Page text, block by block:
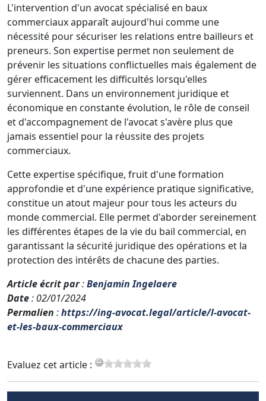
L'intervention d'un avocat spécialisé en baux
commerciaux apparaît aujourd'hui comme une
nécessité pour sécuriser les relations entre bailleurs et
preneurs. Son expertise permet non seulement de
prévenir les situations conflictuelles mais également de
gérer efficacement les difficultés lorsqu'elles
surviennent. Dans un environnement juridique et
économique en constante évolution, le rôle de conseil
et d'accompagnement de l'avocat s'avère plus que
jamais essentiel pour la réussite des projets
commerciaux.
Cette expertise spécifique, fruit d'une formation
approfondie et d'une expérience pratique significative,
constitue un atout majeur pour tous les acteurs du
monde commercial. Elle permet d'aborder sereinement
les différentes étapes de la vie du bail commercial, en
garantissant la sécurité juridique des opérations et la
protection des intérêts de chacune des parties.
Article écrit par:Benjamin Ingelaere
Date: 02/01/2024
Permalien :https://ing-avocat.legal/article/l-avocat-
et-les-baux-commerciaux
Evaluez cet article :